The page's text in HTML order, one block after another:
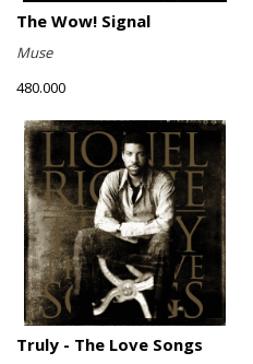
The Wow! Signal
Muse
480.000
Truly - The Love Songs